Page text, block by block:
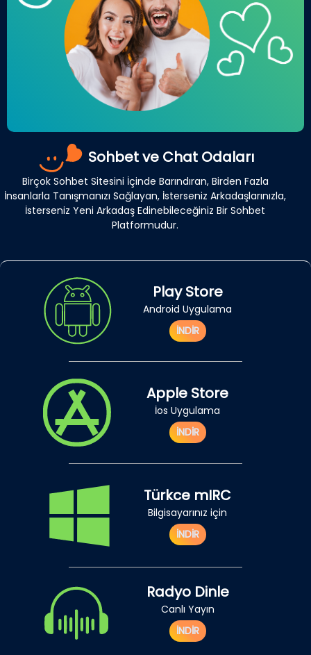
Sohbet ve Chat Odaları
Birçok Sohbet Sitesini İçinde Barındıran, Birden Fazla
İnsanlarla Tanışmanızı Sağlayan, İsterseniz Arkadaşlarınızla,
İsterseniz Yeni Arkadaş Edinebileceğiniz Bir Sohbet
Platformudur.
Play Store
Android Uygulama
İNDİR
Apple Store
İos Uygulama
İNDİR
Türkce mIRC
Bilgisayarınız için
İNDİR
Radyo Dinle
Canlı Yayın
İNDİR